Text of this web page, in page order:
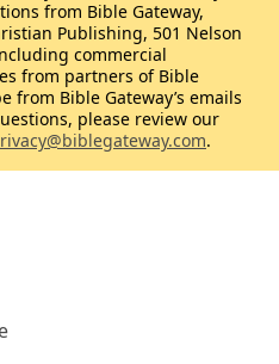
from Bible Gateway,
Publishing, 501 Nelson
commercial
from partners of Bible
from Bible Gateway’s emails
please review our
.